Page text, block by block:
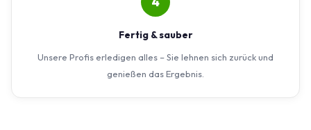
Fertig & sauber
Unsere Profis erledigen alles – Sie lehnen sich zurück und
genießen das Ergebnis.